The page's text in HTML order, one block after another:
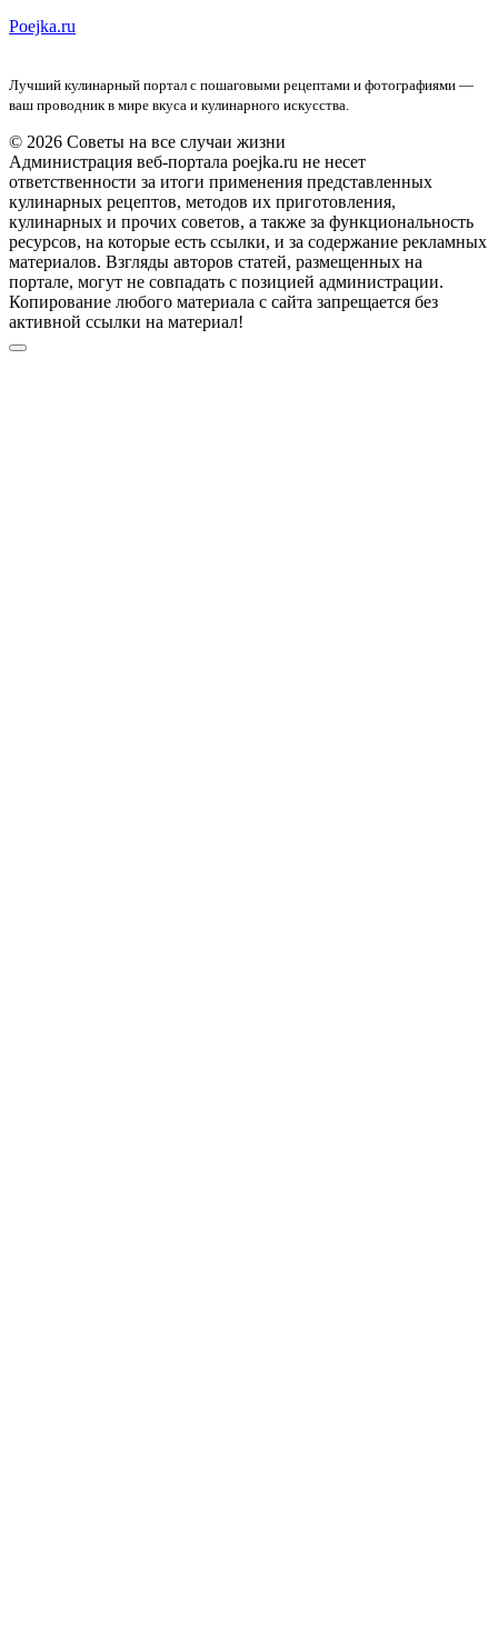
Poejka.ru
Лучший кулинарный портал с пошаговыми рецептами и фотографиями —
ваш проводник в мире вкуса и кулинарного искусства.
© 2026 Советы на все случаи жизни
Администрация веб-портала poejka.ru не несет
ответственности за итоги применения представленных
кулинарных рецептов, методов их приготовления,
кулинарных и прочих советов, а также за функциональность
ресурсов, на которые есть ссылки, и за содержание рекламных
материалов. Взгляды авторов статей, размещенных на
портале, могут не совпадать с позицией администрации.
Копирование любого материала с сайта запрещается без
активной ссылки на материал!